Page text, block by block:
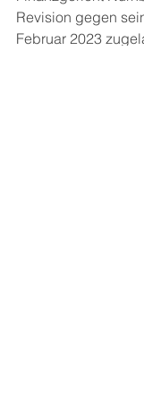
Revision gegen
Februar 2023